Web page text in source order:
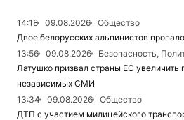
14:18 09.08.2026
Общество
Двое белорусских альпинистов
13:56
09.08.2026
Безопасность,
Латушко призвал страны ЕС увеличить
независимых СМИ
13:34
09.08.2026
Общество
ДТП с участием милицейского